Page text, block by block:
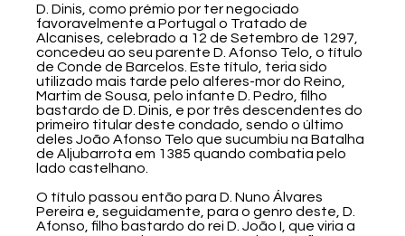
D. Dinis, como prémio por ter negociado
favoravelmente a Portugal o Tratado de
Alcanises, celebrado a 12 de Setembro de 1297,
concedeu ao seu parente D. Afonso Telo, o título
de Conde de Barcelos. Este título, teria sido
utilizado mais tarde pelo alferes-mor do Reino,
Martim de Sousa, pelo infante D. Pedro, filho
bastardo de D. Dinis, e por três descendentes do
primeiro titular deste condado, sendo o último
deles João Afonso Telo que sucumbiu na Batalha
de Aljubarrota em 1385 quando combatia pelo
lado castelhano.
O título passou então para D. Nuno Álvares
Pereira e, seguidamente, para o genro deste, D.
Afonso, filho bastardo do rei D. João I, que viria a